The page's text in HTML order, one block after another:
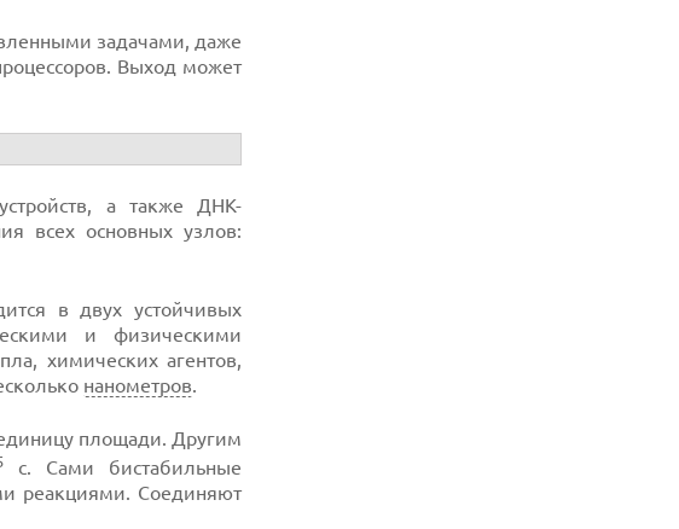
задачами, даже
Выход может
а также ДНК-
всех основных узлов:
в двух устойчивых
и физическими
химических агентов,
нанометров.
площади. Другим
с. Сами бистабильные
реакциями. Соединяют